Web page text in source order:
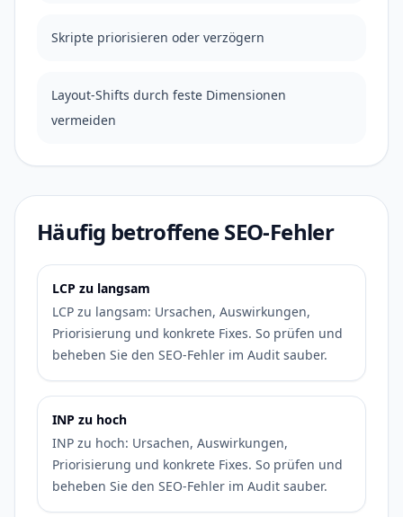
Skripte priorisieren oder verzögern
Layout-Shifts durch feste Dimensionen
vermeiden
Häufig betroffene SEO-Fehler
LCP zu langsam
LCP zu langsam: Ursachen, Auswirkungen,
Priorisierung und konkrete Fixes. So prüfen und
beheben Sie den SEO-Fehler im Audit sauber.
INP zu hoch
INP zu hoch: Ursachen, Auswirkungen,
Priorisierung und konkrete Fixes. So prüfen und
beheben Sie den SEO-Fehler im Audit sauber.